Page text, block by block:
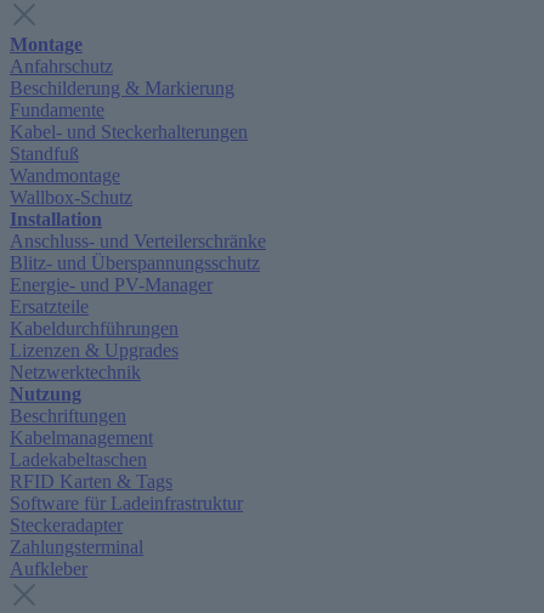
Montage
Anfahrschutz
Beschilderung & Markierung
Fundamente
Kabel- und Steckerhalterungen
Standfuß
Wandmontage
Wallbox-Schutz
Installation
Anschluss- und Verteilerschränke
Blitz- und Überspannungsschutz
Energie- und PV-Manager
Ersatzteile
Kabeldurchführungen
Lizenzen & Upgrades
Netzwerktechnik
Nutzung
Beschriftungen
Kabelmanagement
Ladekabeltaschen
RFID Karten & Tags
Software für Ladeinfrastruktur
Steckeradapter
Zahlungsterminal
Aufkleber